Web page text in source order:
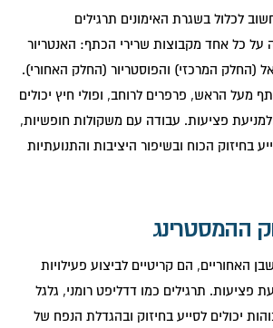
לכלול בשגרת האימונים תרגילים
כל אחד מקבוצות שרירי הכתף: האנטריור
(החלק המרכזי) והפוסטריור (החלק האחורי).
מעל הראש, פרפרים לרוחב, ופולי חיץ יכולים
פציעות. עבודה עם משקולות חופשיות,
בחיזוק הכוח ובשיפור היציבות והתנועתיות
ההמסטרינג
האחוריים, הם קריטיים לביצוע פעילויות
פציעות. תרגילים כמו דדליפט רומני, גלגל
יכולים לסייע בחיזוק ובהגדלת הנפח של